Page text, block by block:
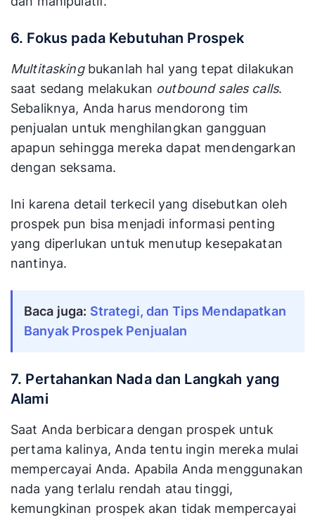
6. Fokus pada Kebutuhan Prospek
Multitasking bukanlah hal yang tepat dilakukan
saat sedang melakukan outbound sales calls.
Sebaliknya, Anda harus mendorong tim
penjualan untuk menghilangkan gangguan
apapun sehingga mereka dapat mendengarkan
dengan seksama.
Ini karena detail terkecil yang disebutkan oleh
prospek pun bisa menjadi informasi penting
yang diperlukan untuk menutup kesepakatan
nantinya.
Baca juga: Strategi, dan Tips Mendapatkan
Banyak Prospek Penjualan
7. Pertahankan Nada dan Langkah yang
Alami
Saat Anda berbicara dengan prospek untuk
pertama kalinya, Anda tentu ingin mereka mulai
mempercayai Anda. Apabila Anda menggunakan
nada yang terlalu rendah atau tinggi,
kemungkinan prospek akan tidak mempercayai